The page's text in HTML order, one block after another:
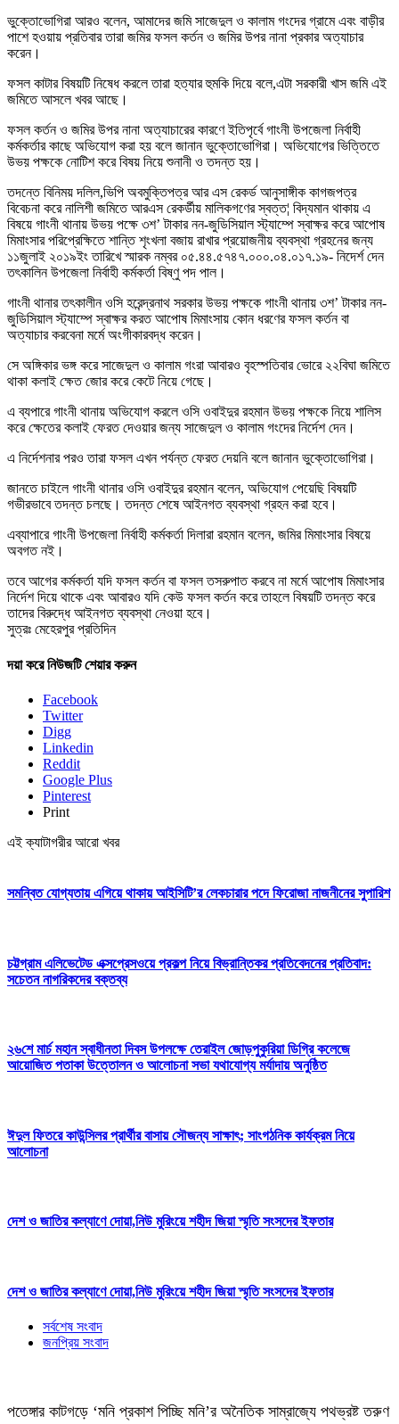
ভুক্তোভোগিরা আরও বলেন, আমাদের জমি সাজেদুল ও কালাম গংদের গ্রামে এবং বাড়ীর
পাশে হওয়ায় প্রতিবার তারা জমির ফসল কর্তন ও জমির উপর নানা প্রকার অত্যাচার
করেন।
ফসল কাটার বিষয়টি নিষেধ করলে তারা হত্যার হুমকি দিয়ে বলে,এটা সরকারী খাস জমি এই
জমিতে আসলে খবর আছে।
ফসল কর্তন ও জমির উপর নানা অত্যাচারের কারণে ইতিপৃর্বে গাংনী উপজেলা নির্বাহী
কর্মকর্তার কাছে অভিযোগ করা হয় বলে জানান ভুক্তোভোগিরা। অভিযোগের ভিত্তিতে
উভয় পক্ষকে নোটিশ করে বিষয় নিয়ে শুনানী ও তদন্ত হয়।
তদন্তে বিনিময় দলিল,ভিপি অবমুক্তিপত্র আর এস রেকর্ড আনুসাঙ্গীক কাগজপত্র
বিবেচনা করে নালিশী জমিতে আরএস রেকর্ডীয় মালিকগণের স্বত্ত¦ বিদ্যমান থাকায় এ
বিষয়ে গাংনী থানায় উভয় পক্ষে ৩শ’ টাকার নন-জুডিসিয়াল স্ট্যাম্পে স্বাক্ষর করে আপোষ
মিমাংসার পরিপ্রেক্ষিতে শান্তি শৃংখলা বজায় রাখার প্রয়োজনীয় ব্যবস্থা গ্রহনের জন্য
১১জুলাই ২০১৯ইং তারিখে স্মারক নম্বর ০৫.৪৪.৫৭৪৭.০০০.০৪.০১৭.১৯- নিদের্শ দেন
তৎকালিন উপজেলা নির্বাহী কর্মকর্তা বিষ্ণু পদ পাল।
গাংনী থানার তৎকালীন ওসি হরেন্দ্রনাথ সরকার উভয় পক্ষকে গাংনী থানায় ৩শ’ টাকার নন-
জুডিসিয়াল স্ট্যাম্পে স্বাক্ষর করত আপোষ মিমাংসায় কোন ধরণের ফসল কর্তন বা
অত্যাচার করবেনা মর্মে অংগীকারবদ্ধ করেন।
সে অঙ্গিকার ভঙ্গ করে সাজেদুল ও কালাম গংরা আবারও বৃহস্পতিবার ভোরে ২২বিঘা জমিতে
থাকা কলাই ক্ষেত জোর করে কেটে নিয়ে গেছে।
এ ব্যপারে গাংনী থানায় অভিযোগ করলে ওসি ওবাইদুর রহমান উভয় পক্ষকে নিয়ে শালিস
করে ক্ষেতের কলাই ফেরত দেওয়ার জন্য সাজেদুল ও কালাম গংদের নির্দেশ দেন।
এ নির্দেশনার পরও তারা ফসল এখন পর্যন্ত ফেরত দেয়নি বলে জানান ভুক্তোভোগিরা।
জানতে চাইলে গাংনী থানার ওসি ওবাইদুর রহমান বলেন, অভিযোগ পেয়েছি বিষয়টি
গভীরভাবে তদন্ত চলছে। তদন্ত শেষে আইনগত ব্যবস্থা গ্রহন করা হবে।
এব্যাপারে গাংনী উপজেলা নির্বাহী কর্মকর্তা দিলারা রহমান বলেন, জমির মিমাংসার বিষয়ে
অবগত নই।
তবে আগের কর্মকর্তা যদি ফসল কর্তন বা ফসল তসরুপাত করবে না মর্মে আপোষ মিমাংসার
নির্দেশ দিয়ে থাকে এবং আবারও যদি কেউ ফসল কর্তন করে তাহলে বিষয়টি তদন্ত করে
তাদের বিরুদ্ধে আইনগত ব্যবস্থা নেওয়া হবে।
সুত্রঃ মেহেরপুর প্রতিদিন
দয়া করে নিউজটি শেয়ার করুন
Facebook
Twitter
Digg
Linkedin
Reddit
Google Plus
Pinterest
Print
এই ক্যাটাগরীর আরো খবর
সমন্বিত যোগ্যতায় এগিয়ে থাকায় আইসিটি’র লেকচারার পদে ফিরোজা নাজনীনের সুপারিশ
চট্টগ্রাম এলিভেটেড এক্সপ্রেসওয়ে প্রকল্প নিয়ে বিভ্রান্তিকর প্রতিবেদনের প্রতিবাদ:
সচেতন নাগরিকদের বক্তব্য
২৬শে মার্চ মহান স্বাধীনতা দিবস উপলক্ষে তেরাইল জোড়পুকুরিয়া ডিগ্রি কলেজে
আয়োজিত পতাকা উত্তোলন ও আলোচনা সভা যথাযোগ্য মর্যাদায় অনুষ্ঠিত
ঈদুল ফিতরে কাউন্সিলর প্রার্থীর বাসায় সৌজন্য সাক্ষাৎ; সাংগঠনিক কার্যক্রম নিয়ে
আলোচনা
দেশ ও জাতির কল্যাণে দোয়া,নিউ মুরিংয়ে শহীদ জিয়া স্মৃতি সংসদের ইফতার
দেশ ও জাতির কল্যাণে দোয়া,নিউ মুরিংয়ে শহীদ জিয়া স্মৃতি সংসদের ইফতার
সর্বশেষ সংবাদ
জনপ্রিয় সংবাদ
পতেঙ্গার কাটগড়ে ‘মনি প্রকাশ পিচ্ছি মনি’র অনৈতিক সাম্রাজ্যে পথভ্রষ্ট তরুণ